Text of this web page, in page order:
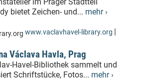
bietet Zeichen- und... mehr ›
www.vaclavhavel-library.org |
Václava Havla, Prag
Havel-Bibliothek sammelt und
Schriftstücke, Fotos... mehr ›